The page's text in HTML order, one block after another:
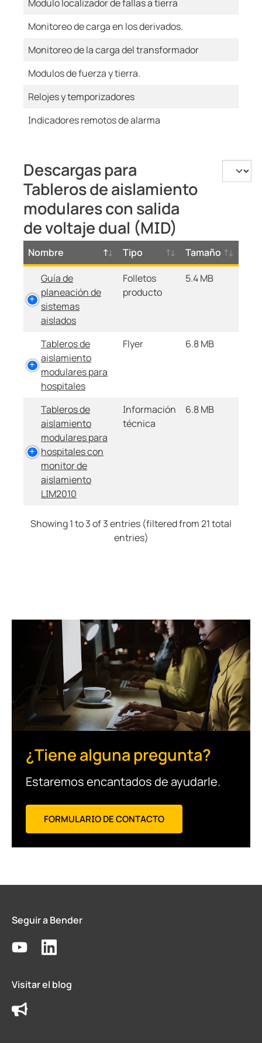
Modulo localizador de fallas a tierra
Monitoreo de carga en los derivados.
Monitoreo de la carga del transformador
Modulos de fuerza y tierra.
Relojes y temporizadores
Indicadores remotos de alarma
Descargas para
Tableros de aislamiento
modulares con salida
de voltaje dual (MID)
Nombre Tipo
Tamaño
Guía de
planeación de
sistemas
aislados
Folletos
producto
5.4 MB
Tableros de
aislamiento
modulares para
hospitales
Flyer 6.8 MB
Tableros de
aislamiento
modulares para
hospitales con
monitor de
aislamiento
LIM2010
Información
técnica
6.8 MB
Showing 1 to 3 of 3 entries (filtered from 21 total
entries)
¿Tiene alguna pregunta?
Estaremos encantados de ayudarle.
FORMULARIO DE CONTACTO
Seguir a Bender
Visitar el blog